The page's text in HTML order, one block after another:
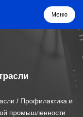
Меню
/ Профилактика и
промышленности